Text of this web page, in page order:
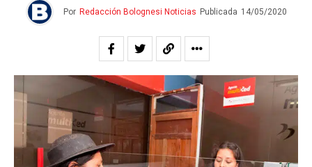
Por Redacción Bolognesi Noticias Publicada 14/05/2020